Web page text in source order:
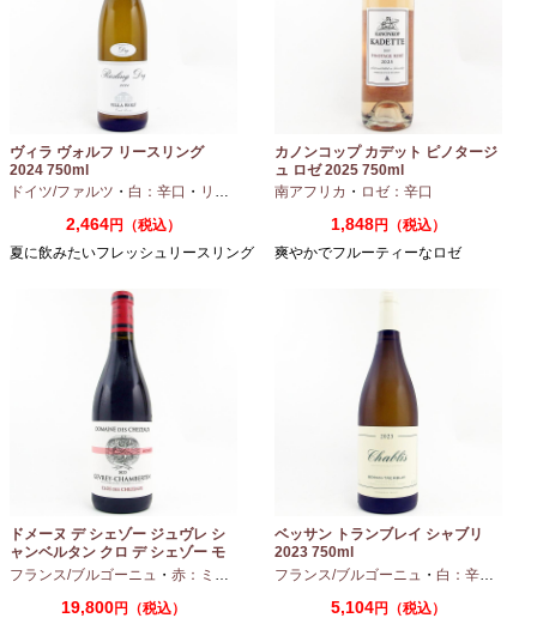
ヴィラ ヴォルフ リースリング
2024 750ml
ドイツ/ファルツ ・ 白：辛口 ・ リースリング
2,464円（税込）
夏に飲みたいフレッシュリースリング
カノンコップ カデット ピノタージ
ュ ロゼ 2025 750ml
南アフリカ ・ ロゼ：辛口
1,848円（税込）
爽やかでフルーティーなロゼ
ドメーヌ デ シェゾー ジュヴレ シ
ャンベルタン クロ デ シェゾー モ
ノポール 2023 750ml
フランス/ブルゴーニュ ・ 赤：ミディアムボディ ・ピノノワール
19,800円（税込）
ベッサン トランブレイ シャブリ
2023 750ml
フランス/ブルゴーニュ ・ 白：辛口
5,104円（税込）